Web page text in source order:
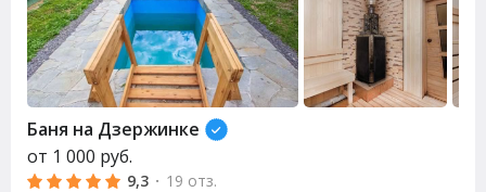
Баня на Дзержинке
от 1 000 руб.
9,3 · 19 отз.